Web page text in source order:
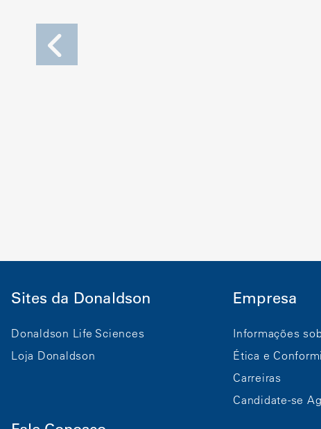
Sites da Donaldson
Donaldson Life Sciences
Loja Donaldson
Empresa
Informações
Ética e
Carreiras
Candidate-se